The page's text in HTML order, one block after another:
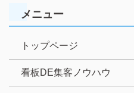
メニュー
トップページ
看板DE集客ノウハウ